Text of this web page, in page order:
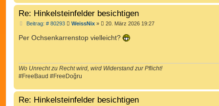
Re: Hinkelsteinfelder besichtigen
Beitrag: # 80293B
i
t
WeissNix» 20. März 2026 19:27
Per Ochsenkarrenstop vielleicht?
Wo Unrecht zu Recht wird, wird Widerstand zur Pflicht!
#FreeBaud #FreeDoğru
Re: Hinkelsteinfelder besichtigen